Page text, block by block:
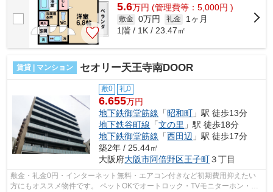
5.6万円 (管理費等：5,000円 )
敷金 0万円 礼金
1ヶ月
1階 / 1K / 23.47㎡
賃貸 | マンション セオリー天王寺南DOOR
敷0 礼0
6.655万円
地下鉄御堂筋線 「昭和町 」駅 徒歩13分
地下鉄谷町線 「文の里 」駅 徒歩18分
地下鉄御堂筋線 「西田辺 」駅 徒歩17分
築2年 / 25.44㎡
大阪府大阪市阿倍野区王子町３丁目
敷金・礼金0円・インターネット無料・エアコン付きなど初期費用抑えたい
方にもオススメ物件です。 ペットOKでオートロック・TVモニターホン・防